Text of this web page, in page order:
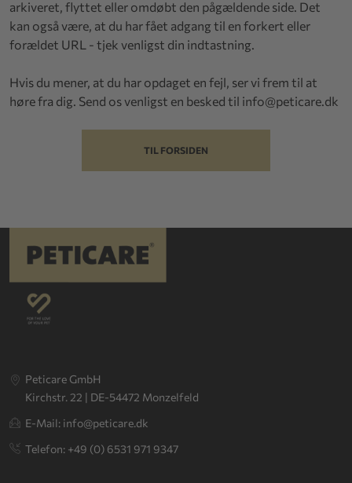
arkiveret, flyttet eller omdøbt den pågældende side. Det
kan også være, at du har fået adgang til en forkert eller
forældet URL - tjek venligst din indtastning.
Hvis du mener, at du har opdaget en fejl, ser vi frem til at
høre fra dig. Send os venligst en besked til info@peticare.dk
TIL FORSIDEN
Peticare GmbH
Kirchstr. 22 | DE-54472 Monzelfeld
E-Mail: info@peticare.dk
Telefon: +49 (0) 6531 971 9347